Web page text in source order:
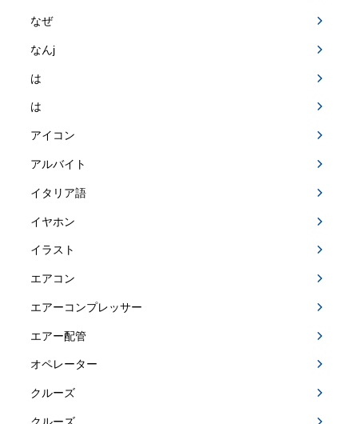
なぜ
なんj
は
は
アイコン
アルバイト
イタリア語
イヤホン
イラスト
エアコン
エアーコンプレッサー
エアー配管
オペレーター
クルーズ